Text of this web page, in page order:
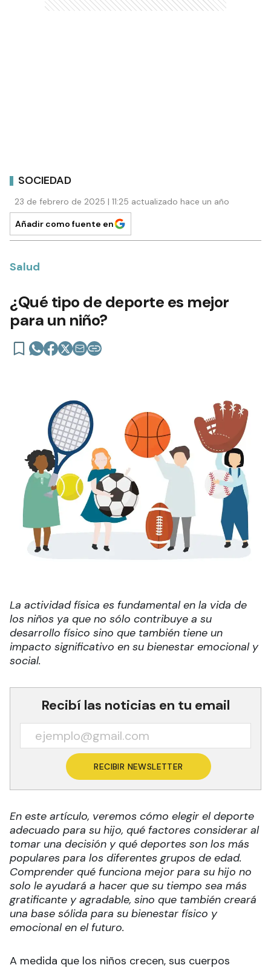
SOCIEDAD
23 de febrero de 2025 | 11:25 actualizado hace un año
Añadir como fuente en
Salud
¿Qué tipo de deporte es mejor
para un niño?
La actividad física es fundamental en la vida de
los niños ya que no sólo contribuye a su
desarrollo físico sino que también tiene un
impacto significativo en su bienestar emocional y
social.
Recibí las noticias en tu email
RECIBIR NEWSLETTER
En este artículo, veremos cómo elegir el deporte
adecuado para su hijo, qué factores considerar al
tomar una decisión y qué deportes son los más
populares para los diferentes grupos de edad.
Comprender qué funciona mejor para su hijo no
solo le ayudará a hacer que su tiempo sea más
gratificante y agradable, sino que también creará
una base sólida para su bienestar físico y
emocional en el futuro.
A medida que los niños crecen, sus cuerpos